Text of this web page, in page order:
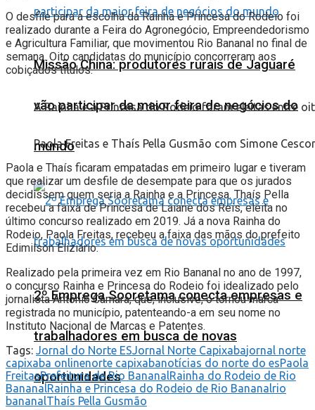
Missão China: produtores rurais de Jaguaré
vão participar da maior feira de negócios do
mundo
2º Emprega Sooretama conecta empresas e
trabalhadores em busca de novas
oportunidades
O desfile para a escolha da Rainha e Princesa do Rodeio foi
realizado durante a Feira do Agronegócio, Empreendedorismo
e Agricultura Familiar, que movimentou Rio Bananal no final de
semana. Oito candidatas do município concorreram aos
cobiçados títulos.
A Rainha e a Princesa do Rodeio foram eleitas entre
Paola Freitas e Thaís Pella Gusmão com Simone
Paola e Thaís ficaram empatadas em primeiro lugar e tiveram
que realizar um desfile de desempate para que os jurados
decidissem quem seria a Rainha e a Princesa. Thaís Pella
recebeu a faixa de Princesa de Laiane dos Reis, eleita no
último concurso realizado em 2019. Já a nova Rainha do
Rodeio, Paola Freitas, recebeu a faixa das mãos do prefeito
Edimilson Eliziário.
Realizado pela primeira vez em Rio Bananal no ano de 1997,
o concurso Rainha e Princesa do Rodeio foi idealizado pelo
jornalista Antônio Câmara, que, inclusive, o tornou marca
registrada no município, patenteando-a em seu nome no
Instituto Nacional de Marcas e Patentes.
Tags: Jornal do Norte ESJornal Norte Capixabajornal norte
capixaba onlinenorte capixabanotícias do norte do esPaola
FreitasPrefeitura de Rio BananalRainha do Rodeio de Rio
BananalRainha e Princesa do Rodeio de Rio Bananalrio
bananalThaís Pella Gusmão